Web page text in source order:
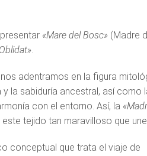
«Mare del Bosc»(Madre
.
adentramos en la figura
y la sabiduría ancestral, así
con el entorno. Así, la
tejido tan maravilloso que
conceptual que trata el viaje de